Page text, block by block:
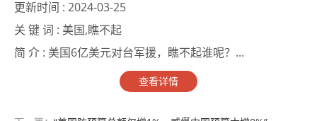
更新时间 : 2024-03-25
关 键 词 : 美国,瞧不起
简 介 : 美国6亿美元对台军援，瞧不起谁呢？...
查看详情